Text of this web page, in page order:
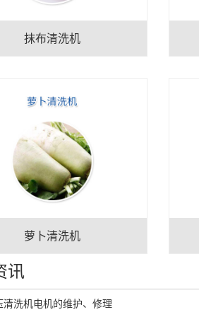
抹布清洗机
萝卜清洗机
讯
清洗机电机的维护、修理